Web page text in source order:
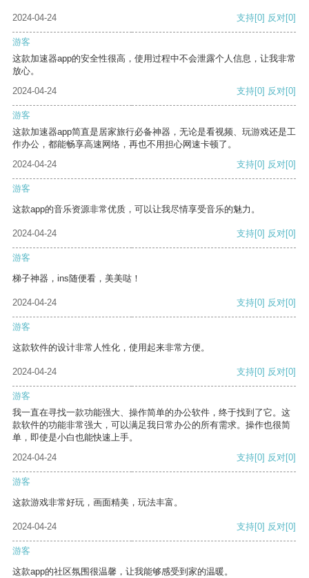
2024-04-24 支持[0] 反对[0]
游客
这款加速器app的安全性很高，使用过程中不会泄露个人信息，让我非常
放心。
2024-04-24
支持[0] 反对[0]
游客
这款加速器app简直是居家旅行必备神器，无论是看视频、玩游戏还是工
作办公，都能畅享高速网络，再也不用担心网速卡顿了。
2024-04-24
支持[0] 反对[0]
游客
这款app的音乐资源非常优质，可以让我尽情享受音乐的魅力。
2024-04-24 支持[0] 反对[0]
游客
梯子神器，ins随便看，美美哒！
2024-04-24 支持[0] 反对[0]
游客
这款软件的设计非常人性化，使用起来非常方便。
2024-04-24 支持[0] 反对[0]
游客
我一直在寻找一款功能强大、操作简单的办公软件，终于找到了它。这
款软件的功能非常强大，可以满足我日常办公的所有需求。操作也很简
单，即使是小白也能快速上手。
2024-04-24
支持[0] 反对[0]
游客
这款游戏非常好玩，画面精美，玩法丰富。
2024-04-24 支持[0] 反对[0]
游客
这款app的社区氛围很温馨，让我能够感受到家的温暖。